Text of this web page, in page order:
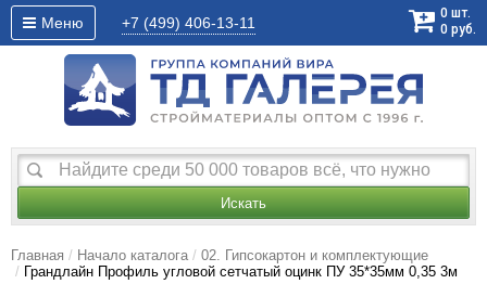
Меню +7 (499) 406-13-11
0 шт.
0 руб.
Искать
Главная Начало каталога
02. Гипсокартон и комплектующие
Грандлайн Профиль угловой сетчатый оцинк ПУ 35*35мм 0,35 3м